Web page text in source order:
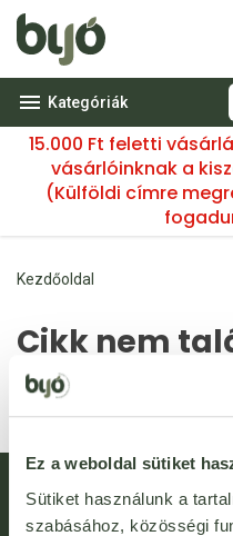
Ez a weboldal sütiket
Sütiket használunk a
szabásához, közösségi
Kategóriák
15.000 Ft feletti
vásárlóinknak a
(Külföldi címre
Kezdőoldal
Cikk nem
A(z) 96518 kóddal
Általános Szerződési